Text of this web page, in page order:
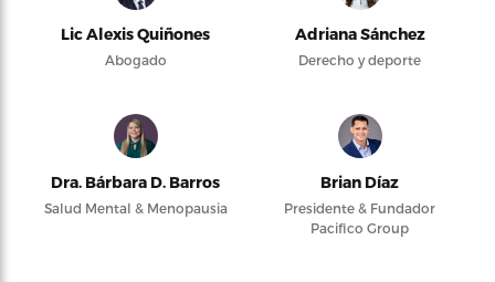
Lic Alexis Quiñones
Abogado
Adriana Sánchez
Derecho y deporte
Dra. Bárbara D. Barros
Salud Mental & Menopausia
Brian Díaz
Presidente & Fundador
Pacifico Group